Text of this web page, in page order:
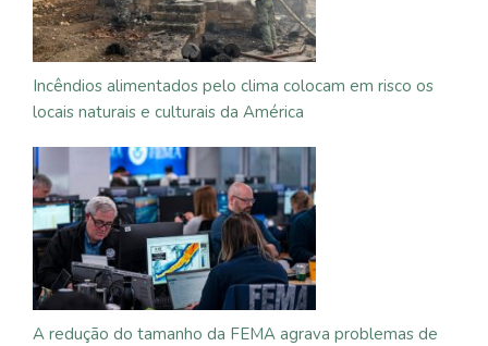
Incêndios alimentados pelo clima colocam em risco os
locais naturais e culturais da América
A redução do tamanho da FEMA agrava problemas de